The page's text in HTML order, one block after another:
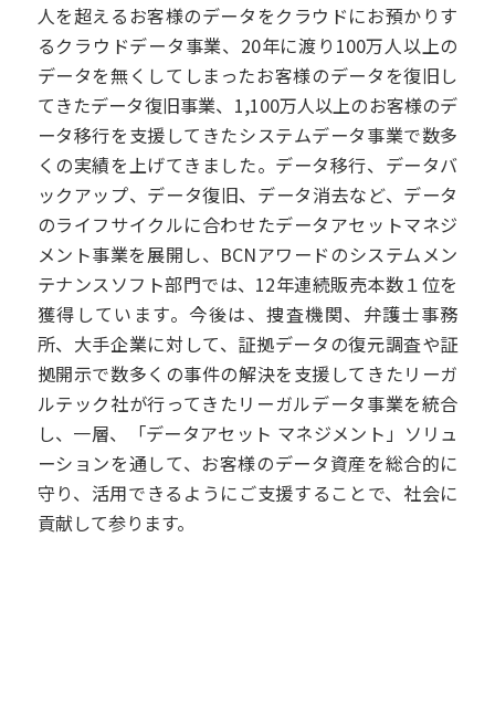
人を超えるお客様のデータをクラウドにお預かりす
るクラウドデータ事業、20年に渡り100万人以上の
データを無くしてしまったお客様のデータを復旧し
てきたデータ復旧事業、1,100万人以上のお客様のデ
ータ移行を支援してきたシステムデータ事業で数多
くの実績を上げてきました。データ移行、データバ
ックアップ、データ復旧、データ消去など、データ
のライフサイクルに合わせたデータアセットマネジ
メント事業を展開し、BCNアワードのシステムメン
テナンスソフト部門では、12年連続販売本数１位を
獲得しています。今後は、捜査機関、弁護士事務
所、大手企業に対して、証拠データの復元調査や証
拠開示で数多くの事件の解決を支援してきたリーガ
ルテック社が行ってきたリーガルデータ事業を統合
し、一層、「データアセット マネジメント」ソリュ
ーションを通して、お客様のデータ資産を総合的に
守り、活用できるようにご支援することで、社会に
貢献して参ります。